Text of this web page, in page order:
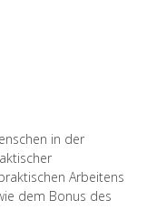
in der
Arbeitens
dem Bonus des